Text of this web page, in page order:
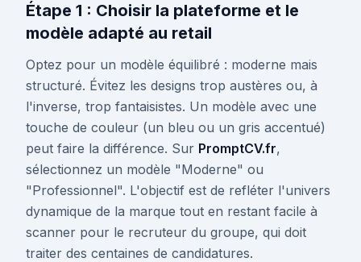
Étape 1 : Choisir la plateforme et le
modèle adapté au retail
Optez pour un modèle équilibré : moderne mais
structuré. Évitez les designs trop austères ou, à
l'inverse, trop fantaisistes. Un modèle avec une
touche de couleur (un bleu ou un gris accentué)
peut faire la différence. Sur PromptCV.fr,
sélectionnez un modèle "Moderne" ou
"Professionnel". L'objectif est de refléter l'univers
dynamique de la marque tout en restant facile à
scanner pour le recruteur du groupe, qui doit
traiter des centaines de candidatures.